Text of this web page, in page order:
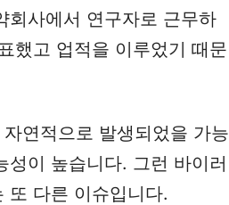
회사에서 연구자로 근무하
했고 업적을 이루었기 때문
연적으로 발생되었을 가능
이 높습니다. 그런 바이러
또 다른 이슈입니다.